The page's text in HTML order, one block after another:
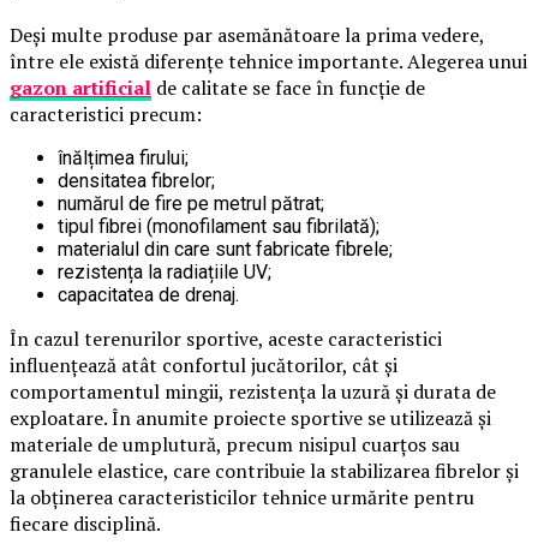
Deși multe produse par asemănătoare la prima vedere,
între ele există diferențe tehnice importante. Alegerea unui
gazon artificial de calitate se face în funcție de
caracteristici precum:
înălțimea firului;
densitatea fibrelor;
numărul de fire pe metrul pătrat;
tipul fibrei (monofilament sau fibrilată);
materialul din care sunt fabricate fibrele;
rezistența la radiațiile UV;
capacitatea de drenaj.
În cazul terenurilor sportive, aceste caracteristici
influențează atât confortul jucătorilor, cât și
comportamentul mingii, rezistența la uzură și durata de
exploatare. În anumite proiecte sportive se utilizează și
materiale de umplutură, precum nisipul cuarțos sau
granulele elastice, care contribuie la stabilizarea fibrelor și
la obținerea caracteristicilor tehnice urmărite pentru
fiecare disciplină.